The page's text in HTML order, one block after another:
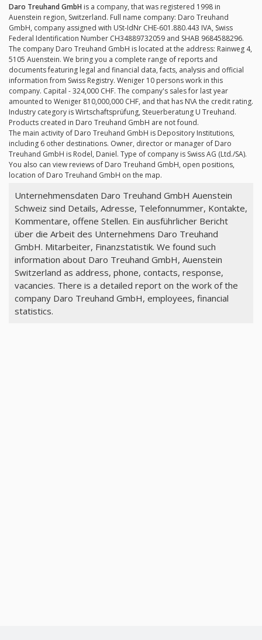
Daro Treuhand GmbH is a company, that was registered 1998 in
Auenstein region, Switzerland. Full name company: Daro Treuhand
GmbH, company assigned with USt-IdNr CHE-601.880.443 IVA, Swiss
Federal Identification Number CH34889732059 and SHAB 9684588296.
The company Daro Treuhand GmbH is located at the address: Rainweg 4,
5105 Auenstein. We bring you a complete range of reports and
documents featuring legal and financial data, facts, analysis and official
information from Swiss Registry. Weniger 10 persons work in this
company. Capital - 324,000 CHF. The company's sales for last year
amounted to Weniger 810,000,000 CHF, and that has N\A the credit rating.
Industry category is Wirtschaftsprüfung, Steuerberatung U Treuhand.
Products created in Daro Treuhand GmbH are not found.
The main activity of Daro Treuhand GmbH is Depository Institutions,
including 6 other destinations. Owner, director or manager of Daro
Treuhand GmbH is Rodel, Daniel. Type of company is Swiss AG (Ltd./SA).
You also can view reviews of Daro Treuhand GmbH, open positions,
location of Daro Treuhand GmbH on the map.
Unternehmensdaten Daro Treuhand GmbH Auenstein
Schweiz sind Details, Adresse, Telefonnummer, Kontakte,
Kommentare, offene Stellen. Ein ausführlicher Bericht
über die Arbeit des Unternehmens Daro Treuhand
GmbH. Mitarbeiter, Finanzstatistik. We found such
information about Daro Treuhand GmbH, Auenstein
Switzerland as address, phone, contacts, response,
vacancies. There is a detailed report on the work of the
company Daro Treuhand GmbH, employees, financial
statistics.